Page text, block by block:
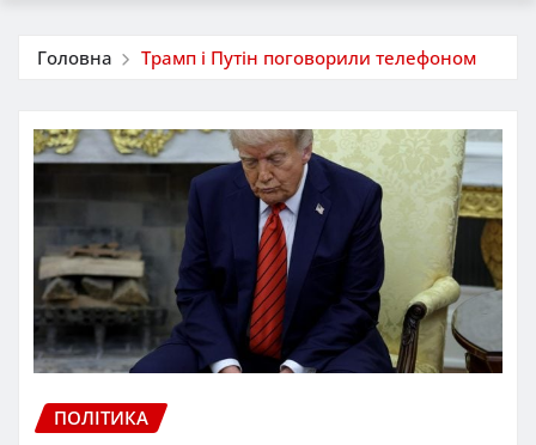
Головна Трамп і Путін поговорили телефоном
ПОЛІТИКА